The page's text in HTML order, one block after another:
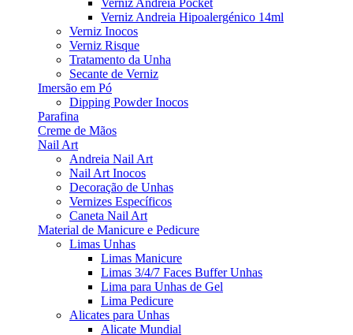
Verniz Andreia Pocket
Verniz Andreia Hipoalergénico 14ml
Verniz Inocos
Verniz Risque
Tratamento da Unha
Secante de Verniz
Imersão em Pó
Dipping Powder Inocos
Parafina
Creme de Mãos
Nail Art
Andreia Nail Art
Nail Art Inocos
Decoração de Unhas
Vernizes Específicos
Caneta Nail Art
Material de Manicure e Pedicure
Limas Unhas
Limas Manicure
Limas 3/4/7 Faces Buffer Unhas
Lima para Unhas de Gel
Lima Pedicure
Alicates para Unhas
Alicate Mundial